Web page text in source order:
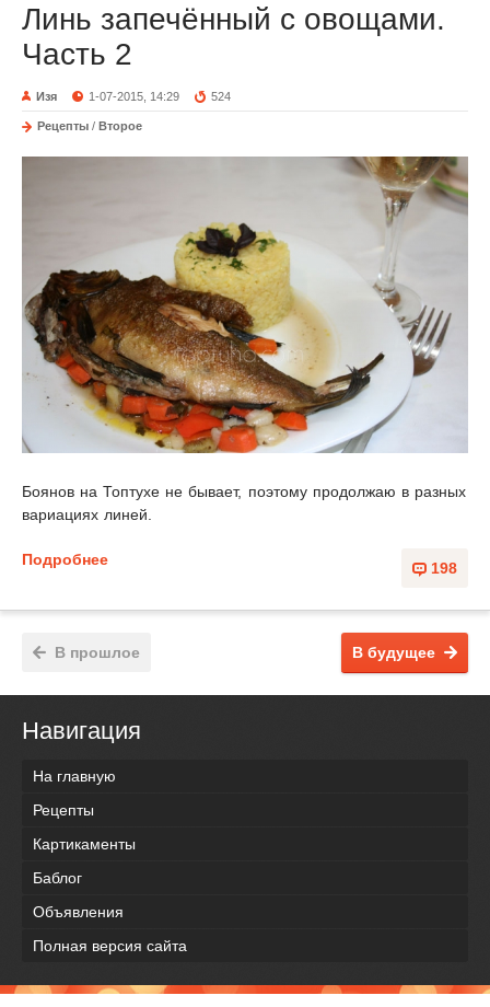
Линь запечённый с овощами.
Часть 2
Изя 1-07-2015, 14:29 524
Рецепты / Второе
Боянов на Топтухе не бывает, поэтому продолжаю в разных
вариациях линей.
198
Подробнее
В будущее
В прошлое
Навигация
На главную
Рецепты
Картикаменты
Баблог
Объявления
Полная версия сайта